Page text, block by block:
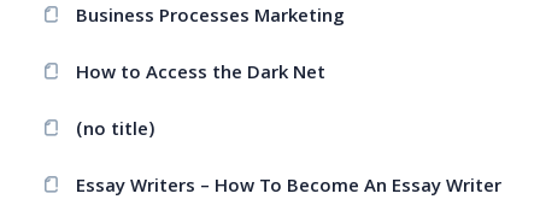
Business Processes Marketing
How to Access the Dark Net
(no title)
Essay Writers – How To Become An Essay Writer